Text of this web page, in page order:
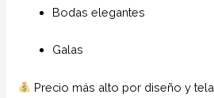
Bodas elegantes
Galas
Precio más alto por diseño y tela.